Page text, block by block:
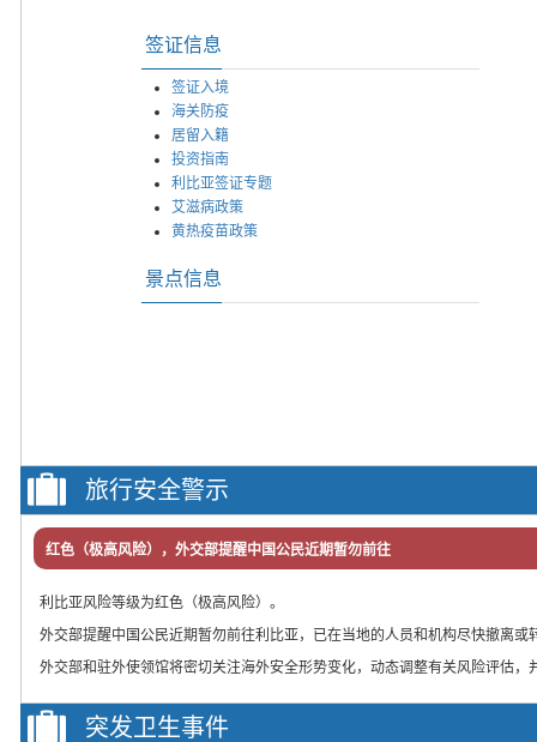
签证信息
签证入境
海关防疫
居留入籍
投资指南
利比亚签证专题
艾滋病政策
黄热疫苗政策
景点信息
旅行安全警示
红色（极高风险），外交部提醒中国公民近期暂勿前往
利比亚风险等级为红色（极高风险）。
外交部提醒中国公民近期暂勿前往利比亚，已在当地的人员和机构尽快撤离
外交部和驻外使领馆将密切关注海外安全形势变化，动态调整有关风险评估
突发卫生事件